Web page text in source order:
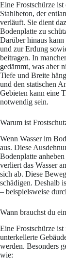
Eine Frostschürze
Stahlbeton, der
verläuft. Sie dient
Bodenplatte zu
Darüber hinaus kann
und zur Erdung
beitragen. In
gedämmt, was aber
Tiefe und Breite
und den statischen
Gebieten kann eine
notwendig sein.
Warum ist
Wenn Wasser im
aus. Diese
Bodenplatte
verliert das Wasser
sich ab. Diese
schädigen. Deshalb
– beispielsweise
Wann brauchst du
Eine Frostschürze
unterkellerte
werden. Besonders
wie: